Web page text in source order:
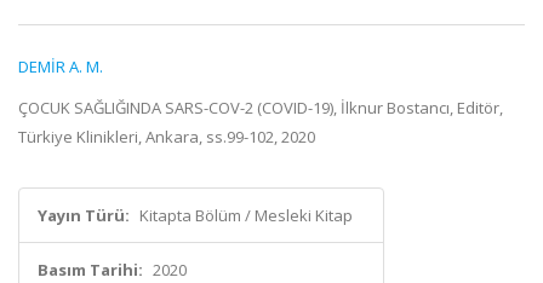
DEMİR A. M.
ÇOCUK SAĞLIĞINDA SARS-COV-2 (COVID-19), İlknur Bostancı, Editör,
Türkiye Klinikleri, Ankara, ss.99-102, 2020
Yayın Türü: Kitapta Bölüm / Mesleki Kitap
Basım Tarihi: 2020